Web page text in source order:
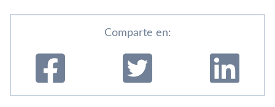
Comparte en: